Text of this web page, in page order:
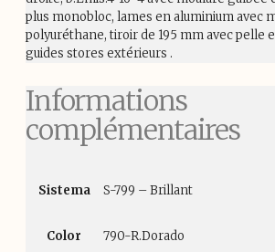
plus monobloc, lames en aluminium avec
polyuréthane, tiroir de 195 mm avec pelle
guides stores extérieurs .
Informations
complémentaires
Sistema S-799 – Brillant
Color 790-R.Dorado